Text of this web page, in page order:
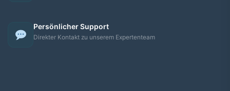
Persönlicher Support
Direkter Kontakt zu unserem Expertenteam